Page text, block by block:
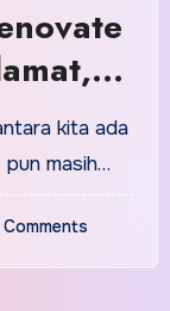
dankita ada
masih…